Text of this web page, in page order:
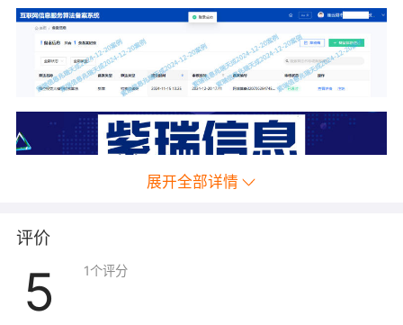
展开全部详情
评价
5 1个评分